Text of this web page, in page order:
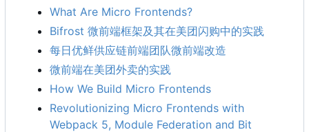
What Are Micro Frontends?
Bifrost 微前端框架及其在美团闪购中的实践
每日优鲜供应链前端团队微前端改造
微前端在美团外卖的实践
How We Build Micro Frontends
Revolutionizing Micro Frontends with
Webpack 5, Module Federation and Bit